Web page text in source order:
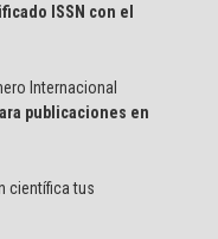
ISSN con el
Internacional
publicaciones en
científica tus